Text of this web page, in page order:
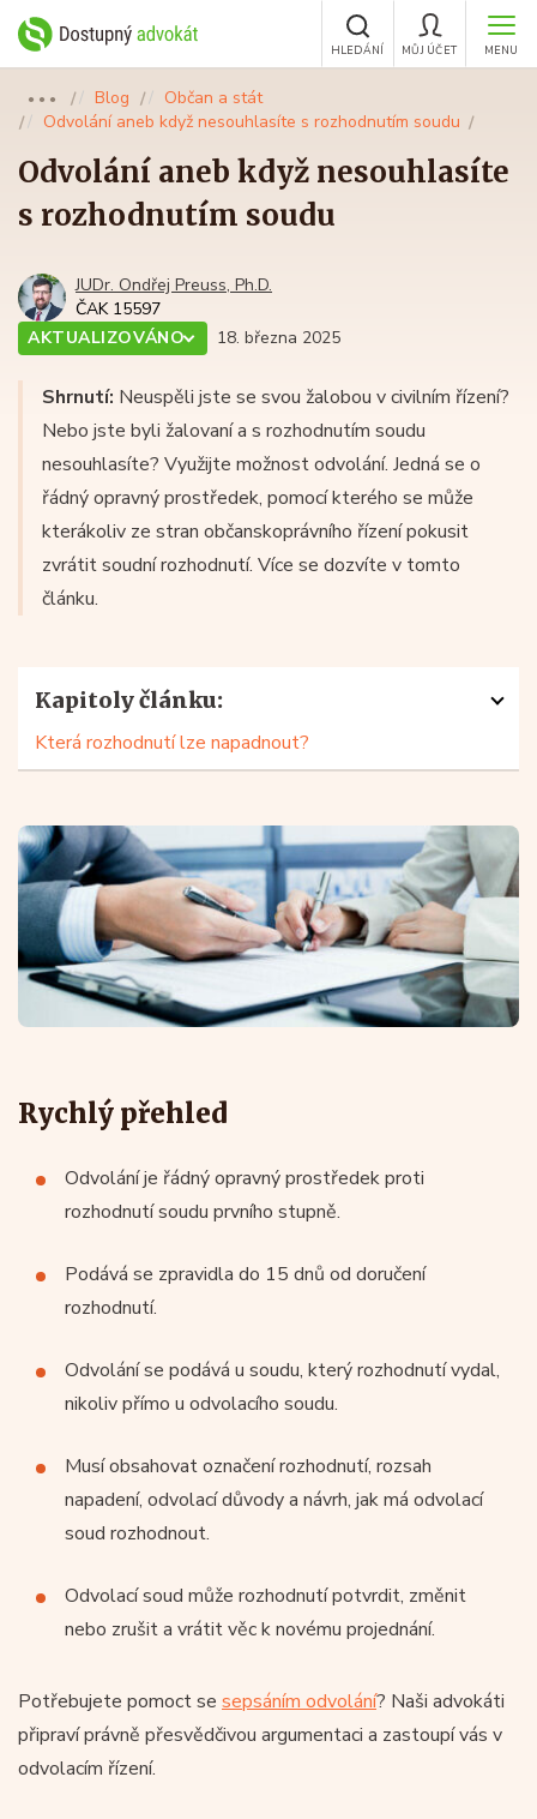
MENU
MŮJ ÚČET
HLEDÁNÍ
●●● Blog
Občan a stát
Odvolání aneb když nesouhlasíte s rozhodnutím soudu
Odvolání aneb když nesouhlasíte
s rozhodnutím soudu
JUDr. Ondřej Preuss, Ph.D.
ČAK 15597
AKTUALIZOVÁNO
18. března 2025
Shrnutí: Neuspěli jste se svou žalobou v civilním řízení?
Nebo jste byli žalovaní a s rozhodnutím soudu
nesouhlasíte? Využijte možnost odvolání. Jedná se o
řádný opravný prostředek, pomocí kterého se může
kterákoliv ze stran občanskoprávního řízení pokusit
zvrátit soudní rozhodnutí. Více se dozvíte v tomto
článku.
Kapitoly článku:
Která rozhodnutí lze napadnout?
Rychlý přehled
Odvolání je řádný opravný prostředek proti
rozhodnutí soudu prvního stupně.
Podává se zpravidla do 15 dnů od doručení
rozhodnutí.
Odvolání se podává u soudu, který rozhodnutí vydal,
nikoliv přímo u odvolacího soudu.
Musí obsahovat označení rozhodnutí, rozsah
napadení, odvolací důvody a návrh, jak má odvolací
soud rozhodnout.
Odvolací soud může rozhodnutí potvrdit, změnit
nebo zrušit a vrátit věc k novému projednání.
Potřebujete pomoct se sepsáním odvolání? Naši advokáti
připraví právně přesvědčivou argumentaci a zastoupí vás v
odvolacím řízení.